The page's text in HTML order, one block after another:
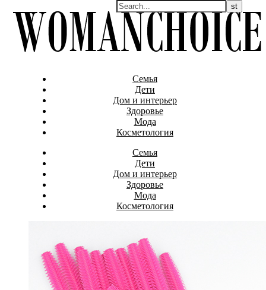
Семья
Дети
Дом и интерьер
Здоровье
Мода
Косметология
Семья
Дети
Дом и интерьер
Здоровье
Мода
Косметология